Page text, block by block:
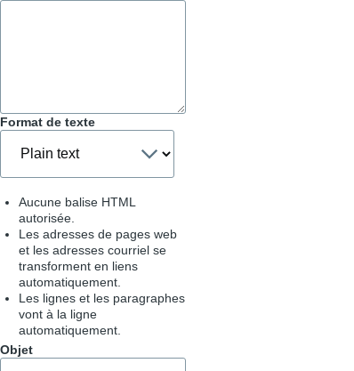
Format de texte
Aucune balise HTML
autorisée.
Les adresses de pages web
et les adresses courriel se
transforment en liens
automatiquement.
Les lignes et les paragraphes
vont à la ligne
automatiquement.
Objet